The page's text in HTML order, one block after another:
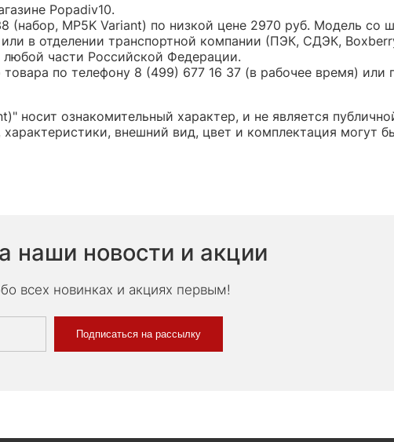
Popadiv10.
(набор, MP5K Variant) по низкой цене 2970 руб. Модель со
в отделении транспортной компании (ПЭК, СДЭК,
части Российской Федерации.
по телефону 8 (499) 677 16 37 (в рабочее время) или
носит ознакомительный характер, и не является
внешний вид, цвет и комплектация могут
наши новости и акции
всех новинках и акциях первым!
Подписаться на рассылку